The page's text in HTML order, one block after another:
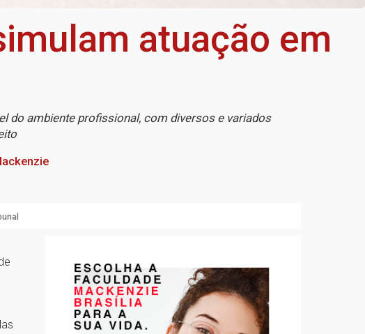
atuação em
do ambiente profissional, com diversos e variados